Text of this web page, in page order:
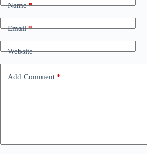
Name*
Email*
Website
Add Comment *